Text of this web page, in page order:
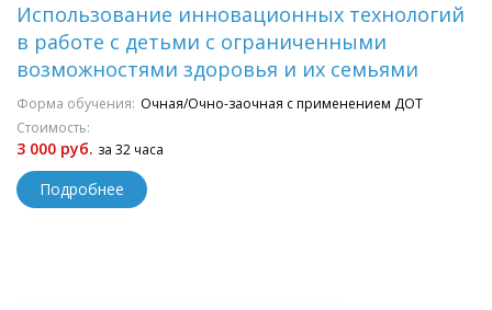
Использование инновационных технологий
в работе с детьми с ограниченными
возможностями здоровья и их семьями
Форма обучения: Очная/Очно-заочная с применением ДОТ
Стоимость:
3 000 руб. за 32 часа
Подробнее